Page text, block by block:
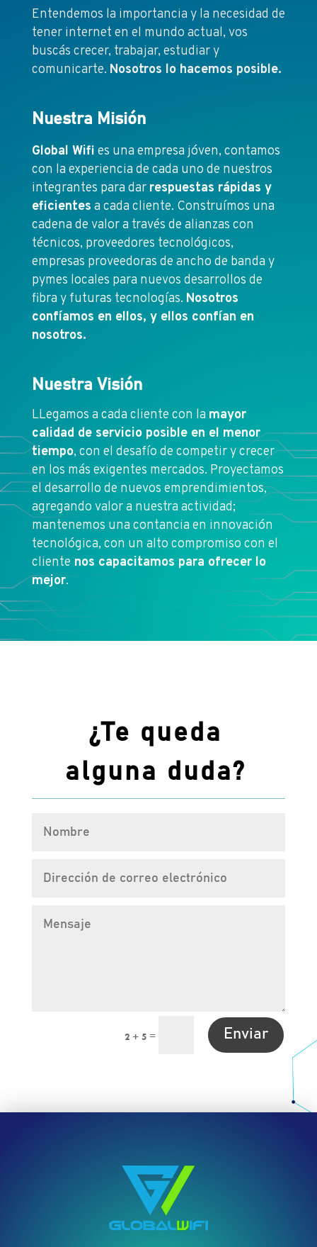
Entendemos la importancia y la necesidad de
tener internet en el mundo actual, vos
buscás crecer, trabajar, estudiar y
comunicarte. Nosotros lo hacemos posible.
Nuestra Misión
Global Wifi es una empresa jóven, contamos
con la experiencia de cada uno de nuestros
integrantes para dar respuestas rápidas y
eficientes a cada cliente. Construímos una
cadena de valor a través de alianzas con
técnicos, proveedores tecnológicos,
empresas proveedoras de ancho de banda y
pymes locales para nuevos desarrollos de
fibra y futuras tecnologías. Nosotros
confíamos en ellos, y ellos confían en
nosotros.
Nuestra Visión
LLegamos a cada cliente con la mayor
calidad de servicio posible en el menor
tiempo, con el desafío de competir y crecer
en los más exigentes mercados. Proyectamos
el desarrollo de nuevos emprendimientos,
agregando valor a nuestra actividad;
mantenemos una contancia en innovación
tecnológica, con un alto compromiso con el
cliente nos capacitamos para ofrecer lo
mejor.
¿Te queda
alguna duda?
2 + 5 = Enviar